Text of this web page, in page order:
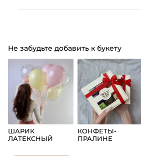
Не забудьте добавить к букету
ШАРИК
ЛАТЕКСНЫЙ
КОНФЕТЫ-
ПРАЛИНЕ